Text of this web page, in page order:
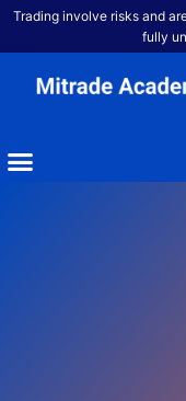
Trading involve risks and
fully